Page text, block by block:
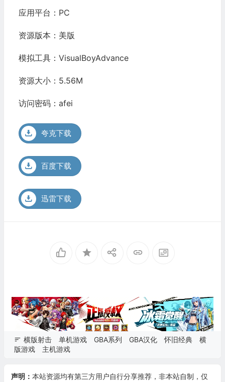
应用平台：PC
资源版本：美版
模拟工具：VisualBoyAdvance
资源大小：5.56M
访问密码：afei
夸克下载
百度下载
迅雷下载
横版射击 单机游戏 GBA系列 GBA汉化 怀旧经典
横
版游戏
主机游戏
声明： 本站资源均有第三方用户自行分享推荐，非本站自制，仅